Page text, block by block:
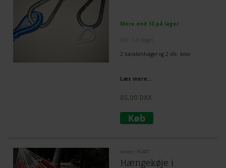
Mere end 10 på lager
2 karabinhager og 2 stk. kovs
Læs mere...
85,00 DKK
Varenr. FG487
Hængekøje i